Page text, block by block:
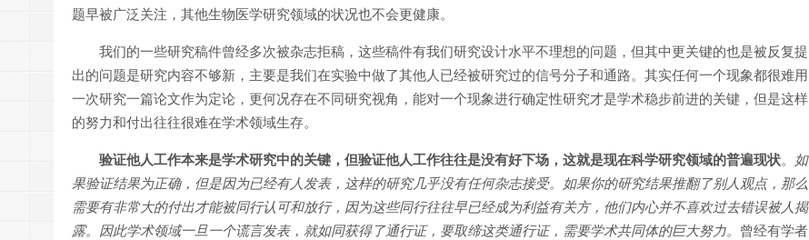
题早被广泛关注，其他生物医学研究领域的状况也不会更健康。
我们的一些研究稿件曾经多次被杂志拒稿，这些稿件有我们研究设计水平不理想的问题，但其中更关键的也是被反复提
出的问题是研究内容不够新，主要是我们在实验中做了其他人已经被研究过的信号分子和通路。其实任何一个现象都很难用
一次研究一篇论文作为定论，更何况存在不同研究视角，能对一个现象进行确定性研究才是学术稳步前进的关键，但是这样
的努力和付出往往很难在学术领域生存。
验证他人工作本来是学术研究中的关键，但验证他人工作往往是没有好下场，这就是现在科学研究领域的普遍现状。 如
果验证结果为正确，但是因为已经有人发表，这样的研究几乎没有任何杂志接受。如果你的研究结果推翻了别人观点，那么
需要有非常大的付出才能被同行认可和放行，因为这些同行往往早已经成为利益有关方，他们内心并不喜欢过去错误被人揭
露。因此学术领域一旦一个谎言发表，就如同获得了通行证，要取缔这类通行证，需要学术共同体的巨大努力。 曾经有学者